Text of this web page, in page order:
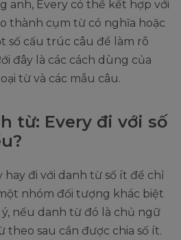
anh, Every có thể kết hợp với
thành cụm từ có nghĩa hoặc
số cấu trúc câu để làm rõ
đây là các cách dùng của
từ và các mẫu câu.
từ: Every đi với số
đi với danh từ số ít để chỉ
nhóm đối tượng khác biệt
ý, nếu danh từ đó là chủ ngữ
sau cần được chia số ít.